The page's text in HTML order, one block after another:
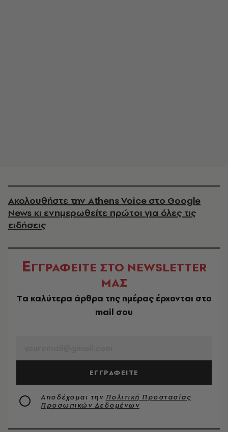
Ακολουθήστε την Athens Voice στο Google
News κι ενημερωθείτε πρώτοι για όλες τις
ειδήσεις
ΕΓΓΡΑΦΕΙΤΕ ΣΤΟ NEWSLETTER
ΜΑΣ
Tα καλύτερα άρθρα της ημέρας έρχονται στο
mail σου
ΕΓΓΡΑΦΕΙΤΕ
Αποδέχομαι την Πολιτική Προστασίας
Προσωπικών Δεδομένων